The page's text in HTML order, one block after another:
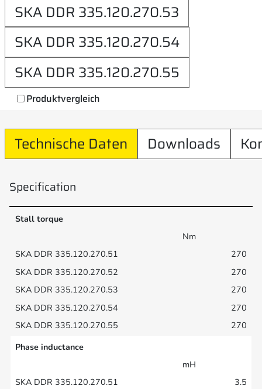
SKA DDR 335.120.270.53
SKA DDR 335.120.270.54
SKA DDR 335.120.270.55
Produktvergleich
Technische Daten Downloads
Specification
Stall torque
Nm
270
270
270
270
270
Phase inductance
mH
3.5